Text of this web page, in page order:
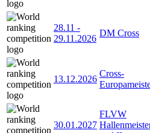
28.11 -
29.11.2026
DM Cross
13.12.2026
Cross-
30.01.2027
FLVW